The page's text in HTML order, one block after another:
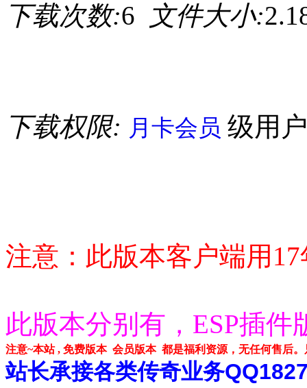
下载次数:6 文件大小:
下载权限: 月卡会员 级用
注意：此版本客户端用
此版本分别有，ESP插
注意~本站 , 免费版本 会员版本 都是福利资源，无任何售后
站长承接各类传奇业务